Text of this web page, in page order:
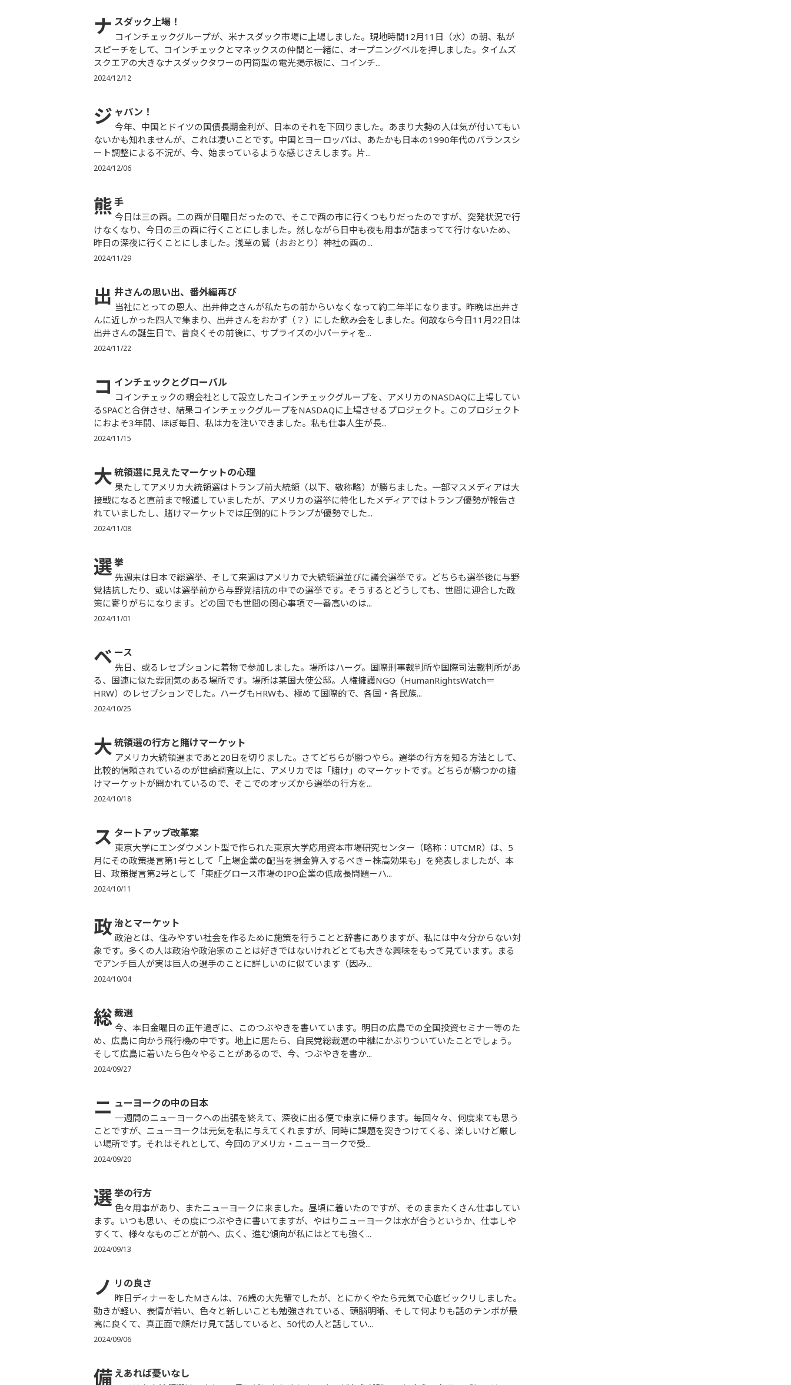
ナ スダック上場！
コインチェックグループが、米ナスダック市場に上場しました。現地時間12月11日（水）の朝、私が
スピーチをして、コインチェックとマネックスの仲間と一緒に、オープニングベルを押しました。タイムズ
スクエアの大きなナスダックタワーの円筒型の電光掲示板に、コインチ...
2024/12/12
ジ ャパン！
今年、中国とドイツの国債長期金利が、日本のそれを下回りました。あまり大勢の人は気が付いてもい
ないかも知れませんが、これは凄いことです。中国とヨーロッパは、あたかも日本の1990年代のバランスシ
ート調整による不況が、今、始まっているような感じさえします。片...
2024/12/06
熊手
今日は三の酉。二の酉が日曜日だったので、そこで酉の市に行くつもりだったのですが、突発状況で行
けなくなり、今日の三の酉に行くことにしました。然しながら日中も夜も用事が詰まってて行けないため、
昨日の深夜に行くことにしました。浅草の鷲（おおとり）神社の酉の...
2024/11/29
出 井さんの思い出、番外編再び
当社にとっての恩人、出井伸之さんが私たちの前からいなくなって約二年半になります。昨晩は出井さ
んに近しかった四人で集まり、出井さんをおかず（？）にした飲み会をしました。何故なら今日11月22日は
出井さんの誕生日で、昔良くその前後に、サプライズの小パーティを...
2024/11/22
コ インチェックとグローバル
コインチェックの親会社として設立したコインチェックグループを、アメリカのNASDAQに上場してい
るSPACと合併させ、結果コインチェックグループをNASDAQに上場させるプロジェクト。このプロジェクト
におよそ3年間、ほぼ毎日、私は力を注いできました。私も仕事人生が長...
2024/11/15
大統領選に見えたマーケットの心理
果たしてアメリカ大統領選はトランプ前大統領（以下、敬称略）が勝ちました。一部マスメディアは大
接戦になると直前まで報道していましたが、アメリカの選挙に特化したメディアではトランプ優勢が報告さ
れていましたし、賭けマーケットでは圧倒的にトランプが優勢でした...
2024/11/08
選挙
先週末は日本で総選挙、そして来週はアメリカで大統領選並びに議会選挙です。どちらも選挙後に与野
党拮抗したり、或いは選挙前から与野党拮抗の中での選挙です。そうするとどうしても、世間に迎合した政
策に寄りがちになります。どの国でも世間の関心事項で一番高いのは...
2024/11/01
ベ ース
先日、或るレセプションに着物で参加しました。場所はハーグ。国際刑事裁判所や国際司法裁判所があ
る、国連に似た雰囲気のある場所です。場所は某国大使公邸。人権擁護NGO（HumanRightsWatch＝
HRW）のレセプションでした。ハーグもHRWも、極めて国際的で、各国・各民族...
2024/10/25
大統領選の行方と賭けマーケット
アメリカ大統領選まであと20日を切りました。さてどちらが勝つやら。選挙の行方を知る方法として、
比較的信頼されているのが世論調査以上に、アメリカでは「賭け」のマーケットです。どちらが勝つかの賭
けマーケットが開かれているので、そこでのオッズから選挙の行方を...
2024/10/18
ス タートアップ改革案
東京大学にエンダウメント型で作られた東京大学応用資本市場研究センター（略称：UTCMR）は、5
月にその政策提言第1号として「上場企業の配当を損金算入するべき－株高効果も」を発表しましたが、本
日、政策提言第2号として「東証グロース市場のIPO企業の低成長問題－ハ...
2024/10/11
政治とマーケット
政治とは、住みやすい社会を作るために施策を行うことと辞書にありますが、私には中々分からない対
象です。多くの人は政治や政治家のことは好きではないけれどとても大きな興味をもって見ています。まる
でアンチ巨人が実は巨人の選手のことに詳しいのに似ています（因み...
2024/10/04
総裁選
今、本日金曜日の正午過ぎに、このつぶやきを書いています。明日の広島での全国投資セミナー等のた
め、広島に向かう飛行機の中です。地上に居たら、自民党総裁選の中継にかぶりついていたことでしょう。
そして広島に着いたら色々やることがあるので、今、つぶやきを書か...
2024/09/27
ニ ューヨークの中の日本
一週間のニューヨークへの出張を終えて、深夜に出る便で東京に帰ります。毎回々々、何度来ても思う
ことですが、ニューヨークは元気を私に与えてくれますが、同時に課題を突きつけてくる、楽しいけど厳し
い場所です。それはそれとして、今回のアメリカ・ニューヨークで受...
2024/09/20
選挙の行方
色々用事があり、またニューヨークに来ました。昼頃に着いたのですが、そのままたくさん仕事してい
ます。いつも思い、その度につぶやきに書いてますが、やはりニューヨークは水が合うというか、仕事しや
すくて、様々なものごとが前へ、広く、進む傾向が私にはとても強く...
2024/09/13
ノ リの良さ
昨日ディナーをしたMさんは、76歳の大先輩でしたが、とにかくやたら元気で心底ビックリしました。
動きが軽い、表情が若い、色々と新しいことも勉強されている、頭脳明晰、そして何よりも話のテンポが最
高に良くて、真正面で顔だけ見て話していると、50代の人と話してい...
2024/09/06
備 えあれば憂いなし